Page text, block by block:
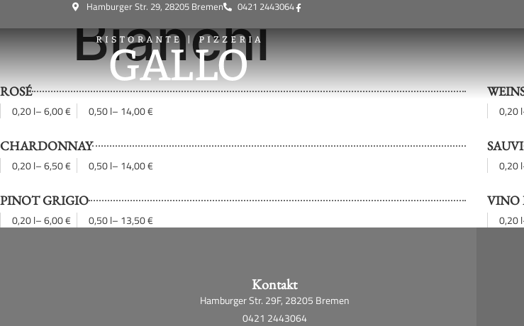
Hamburger Str. 29, 28205 Bremen 0421 2443064
Bianchi
ROSÉ
0,20 l– 6,00 € 0,50 l– 14,00 € 0,20 l
CHARDONNAY
0,20 l– 6,50 € 0,50 l– 14,00 € 0,20 l
PINOT GRIGIO
0,20 l– 6,00 € 0,50 l– 13,50 €
VINO
0,20 l
Kontakt
Hamburger Str. 29F, 28205 Bremen
0421 2443064